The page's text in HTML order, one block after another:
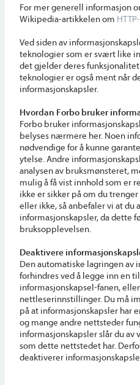
For mer generell informasjon
Wikipedia-artikkelen om
Ved siden av
teknologier som er svært like
det gjelder deres
teknologier er også ment når
informasjonskapsler.
Hvordan Forbo bruker
Forbo bruker
belyses nærmere her. Noen
nødvendige for å kunne
ytelse. Andre
analysen av bruksmønsteret,
mulig å få vist innhold som er
ikke er sikker på om du
eller ikke, så anbefaler vi at du
informasjonskapsler, da dette
bruksopplevelsen.
Deaktivere
Den automatiske lagringen av
forhindres ved å legge inn en
informasjonskapsel-fanen,
nettleserinnstillinger. Du må
på at informasjonskapsler har
og mange andre nettsteder
informasjonskapsler slår du av
som dette nettstedet har.
deaktiverer